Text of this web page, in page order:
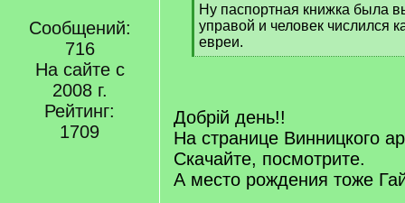
Сообщений:
716
На сайте с
2008 г.
Рейтинг:
1709
q
]
Ну паспортная книжка была
управой и человек числился
евреи.
[
]
Добрій день!!
На странице Винницкого
Скачайте, посмотрите.
А место рождения тоже